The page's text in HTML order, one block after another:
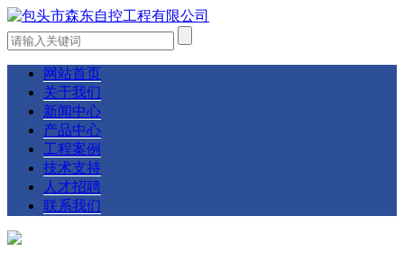
网站首页
关于我们
新闻中心
产品中心
工程案例
技术支持
人才招聘
联系我们